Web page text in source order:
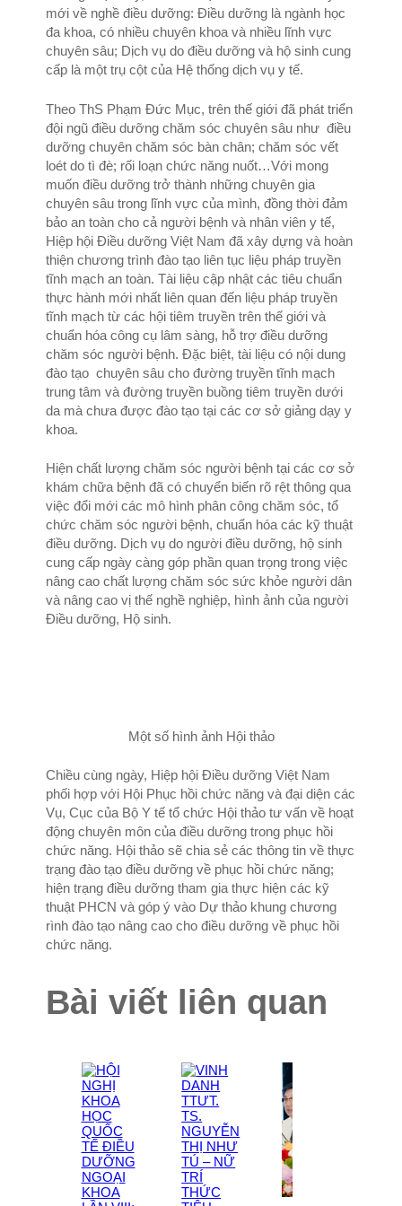
mới về nghề điều dưỡng: Điều dưỡng là ngành học
đa khoa, có nhiều chuyên khoa và nhiều lĩnh vực
chuyên sâu; Dịch vụ do điều dưỡng và hộ sinh cung
cấp là một trụ cột của Hệ thống dịch vụ y tế.
Theo ThS Phạm Đức Mục, trên thế giới đã phát triển
đội ngũ điều dưỡng chăm sóc chuyên sâu như điều
dưỡng chuyên chăm sóc bàn chân; chăm sóc vết
loét do tì đè; rối loạn chức năng nuốt…Với mong
muốn điều dưỡng trở thành những chuyên gia
chuyên sâu trong lĩnh vực của mình, đồng thời đảm
bảo an toàn cho cả người bệnh và nhân viên y tế,
Hiệp hội Điều dưỡng Việt Nam đã xây dựng và hoàn
thiện chương trình đào tạo liên tục liệu pháp truyền
tĩnh mạch an toàn. Tài liệu cập nhật các tiêu chuẩn
thực hành mới nhất liên quan đến liệu pháp truyền
tĩnh mạch từ các hội tiêm truyền trên thế giới và
chuẩn hóa công cụ lâm sàng, hỗ trợ điều dưỡng
chăm sóc người bệnh. Đặc biệt, tài liệu có nội dung
đào tạo chuyên sâu cho đường truyền tĩnh mạch
trung tâm và đường truyền buồng tiêm truyền dưới
da mà chưa được đào tạo tại các cơ sở giảng dạy y
khoa.
Hiện chất lượng chăm sóc người bệnh tại các cơ sở
khám chữa bệnh đã có chuyển biến rõ rệt thông qua
việc đổi mới các mô hình phân công chăm sóc, tổ
chức chăm sóc người bệnh, chuẩn hóa các kỹ thuật
điều dưỡng. Dịch vụ do người điều dưỡng, hộ sinh
cung cấp ngày càng góp phần quan trọng trong việc
nâng cao chất lượng chăm sóc sức khỏe người dân
và nâng cao vị thế nghề nghiệp, hình ảnh của người
Điều dưỡng, Hộ sinh.
Một số hình ảnh Hội thảo
Chiều cùng ngày, Hiệp hội Điều dưỡng Việt Nam
phối hợp với Hội Phục hồi chức năng và đại diện các
Vụ, Cục của Bộ Y tế tổ chức Hội thảo tư vấn về hoạt
động chuyên môn của điều dưỡng trong phục hồi
chức năng. Hội thảo sẽ chia sẻ các thông tin về thực
trạng đào tạo điều dưỡng về phục hồi chức năng;
hiện trạng điều dưỡng tham gia thực hiện các kỹ
thuật PHCN và góp ý vào Dự thảo khung chương
rình đào tạo nâng cao cho điều dưỡng về phục hồi
chức năng.
Bài viết liên quan